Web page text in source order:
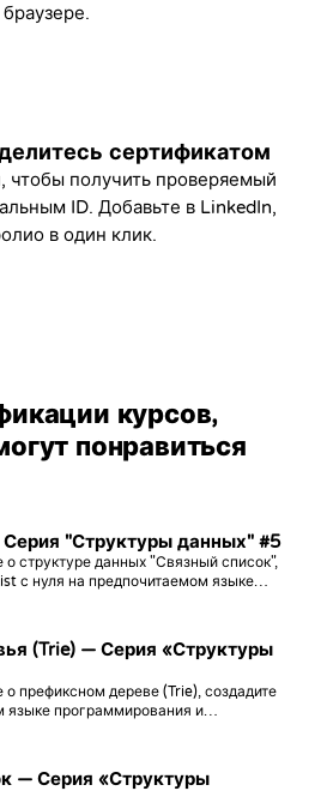
сертификатом
чтобы получить проверяемый
ID. Добавьте в LinkedIn,
в один клик.
курсов,
понравиться
"Структуры данных" #5
о структуре данных "Связный список",
с нуля на предпочитаемом языке
(Trie) — Серия «Структуры
о префиксном дереве (Trie), создадите
языке программирования и
— Серия «Структуры